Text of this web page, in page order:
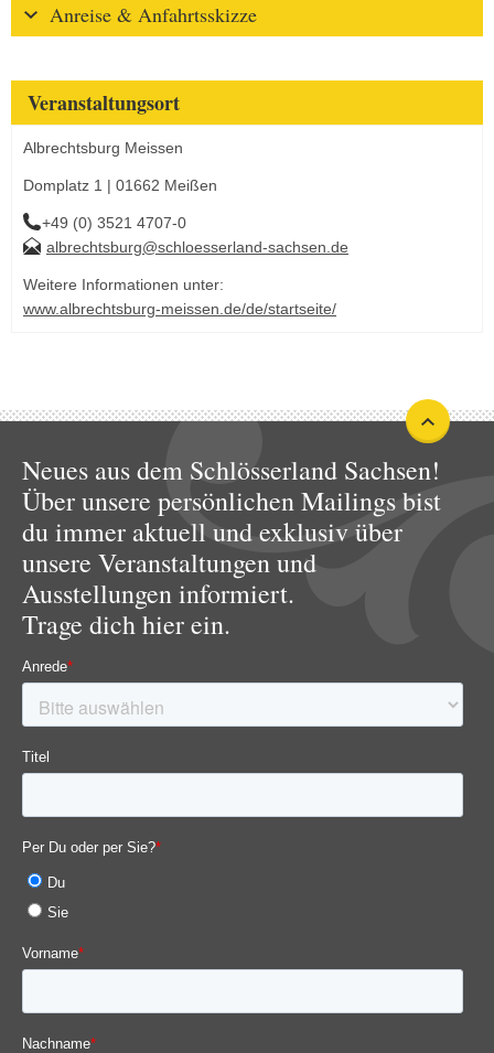
Anreise & Anfahrtsskizze
Veranstaltungsort
Albrechtsburg Meissen
Domplatz 1 | 01662 Meißen
+49 (0) 3521 4707-0
albrechtsburg@schloesserland-sachsen.de
Weitere Informationen unter:
www.albrechtsburg-meissen.de/de/startseite/
Neues aus dem Schlösserland Sachsen!
Über unsere persönlichen Mailings bist
du immer aktuell und exklusiv über
unsere Veranstaltungen und
Ausstellungen informiert.
Trage dich hier ein.